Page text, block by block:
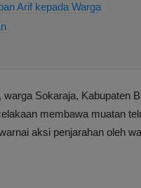
Arif kepada Warga
, warga Sokaraja, Kabupaten
membawa muatan
aksi penjarahan oleh